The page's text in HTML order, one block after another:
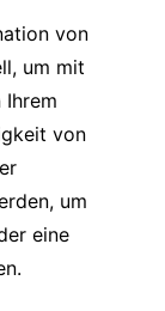
von
um mit
Ihrem
von
um
eine